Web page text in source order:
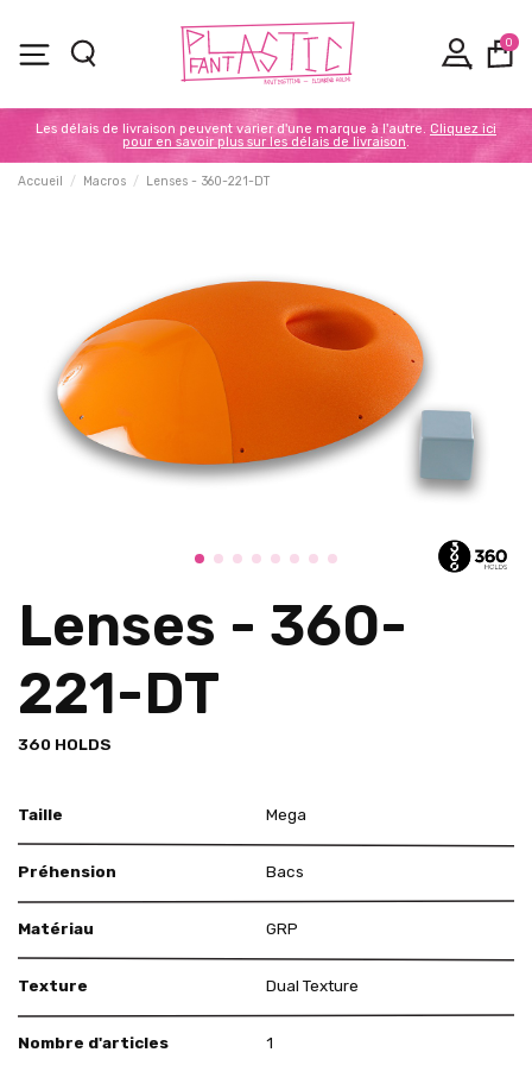
0
Les délais de livraison peuvent varier d'une marque à l'autre. Cliquez ici
pour en savoir plus sur les délais de livraison.
Accueil Macros Lenses - 360-221-DT
Lenses - 360-
221-DT
360 HOLDS
Taille Mega
Préhension Bacs
Matériau GRP
Texture Dual Texture
Nombre d'articles 1